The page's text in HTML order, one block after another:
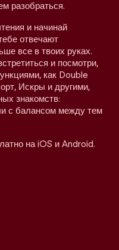
разобраться.
и начинай
отвечают
все в твоих руках.
и посмотри,
как Double
Искры и другими,
знакомств:
с балансом между тем
на iOS и Android.